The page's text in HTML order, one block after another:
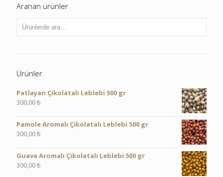
Aranan ürünler
Ürünler
Patlayan Çikolatalı Leblebi 500 gr
300,00₺
Pamole Aromalı Çikolatalı Leblebi 500 gr
300,00₺
Guava Aromalı Çikolatalı Leblebi 500 gr
300,00₺